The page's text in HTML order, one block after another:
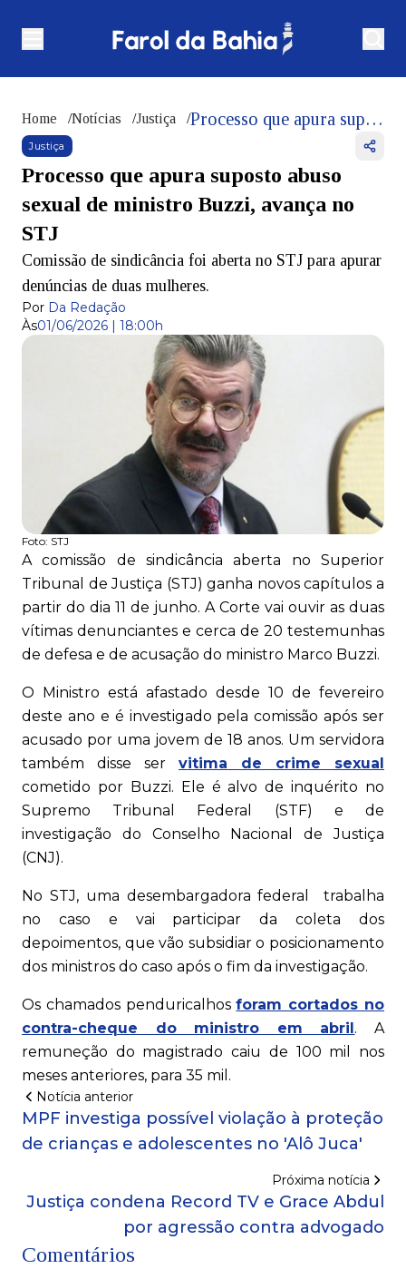
Home /Notícias /Justiça / Processo que apura suposto abuso sexual de ministro Buzzi, avança no STJ
Justiça
Processo que apura suposto abuso
sexual de ministro Buzzi, avança no
STJ
Comissão de sindicância foi aberta no STJ para apurar
denúncias de duas mulheres.
Por Da Redação
Às01/06/2026 | 18:00h
Foto: STJ
A comissão de sindicância aberta no Superior
Tribunal de Justiça (STJ) ganha novos capítulos a
partir do dia 11 de junho. A Corte vai ouvir as duas
vítimas denunciantes e cerca de 20 testemunhas
de defesa e de acusação do ministro Marco Buzzi.
O Ministro está afastado desde 10 de fevereiro
deste ano e é investigado pela comissão após ser
acusado por uma jovem de 18 anos. Um servidora
também disse ser vitima de crime sexual
cometido por Buzzi. Ele é alvo de inquérito no
Supremo Tribunal Federal (STF) e de
investigação do Conselho Nacional de Justiça
(CNJ).
No STJ, uma desembargadora federal trabalha
no caso e vai participar da coleta dos
depoimentos, que vão subsidiar o posicionamento
dos ministros do caso após o fim da investigação.
Os chamados penduricalhosforam cortados no
contra-cheque do ministro em abril . A
remuneção do magistrado caiu de 100 mil nos
meses anteriores, para 35 mil.
Notícia anterior
MPF investiga possível violação à proteção
de crianças e adolescentes no 'Alô Juca'
Próxima notícia
Justiça condena Record TV e Grace Abdul
por agressão contra advogado
Comentários